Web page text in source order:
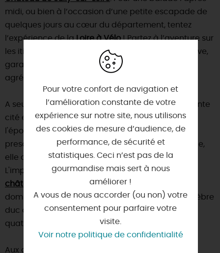
midi, ou bien à l’occasion d’une petite escapade de
quelques jours au cœur du département, tentez
l’expérience de laLoire à Vélo! Partez à l’aventure sur
les itinéraires cyclables aménagés le long du fleuve,
garantie d’une expérience singulière et des plus
agréables !
A seulement 8 km,Sully-sur-Loire est une charmante
cité en bord de Loire, dont l'origine remonte à
l'époque gallo-romaine. Malgré sa destruction
presque totale durant la seconde guerre mondiale,
elle a su garder debout quelques vestiges.
L'imposante architecture médiévale du
château de Sully-sur-Loireavec ses hautes tours
domine la Loire ! C'est l'ancienne demeure du célèbre
duc de Sully, ministre d'Henri IV, il va rester durant
quatre siècles dans la même famille.
Aux alentours, nous vous conseillons de visiter : le
Pour votre confort de navigation et
l’amélioration constante de votre
expérience sur notre site, nous utilisons
des cookies de mesure d’audience, de
performance, de sécurité et
statistiques. Ceci n’est pas de la
gourmandise mais sert à nous
améliorer !
A vous de nous accorder (ou non) votre
consentement pour parfaire votre
visite.
Voir notre politique de confidentialité